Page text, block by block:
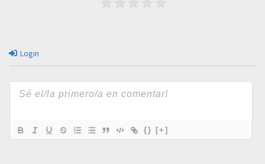
Login
{} [+]